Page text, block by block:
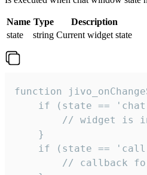
Name Type
Description
state
string Current widget state
function
if (state ==
// widget is
    }
if (state ==
// callback